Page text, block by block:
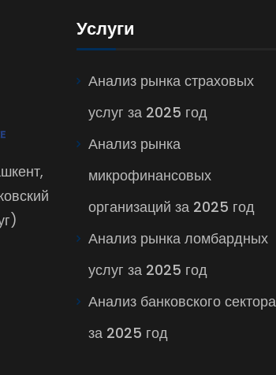
Услуги
Анализ рынка страховых
услуг за 2025 год
Анализ рынка
микрофинансовых
организаций за 2025 год
Анализ рынка ломбардных
услуг за 2025 год
Анализ банковского сектора
за 2025 год